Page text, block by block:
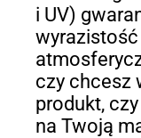
i UV)
czy chcesz
produkt,
na Twoją